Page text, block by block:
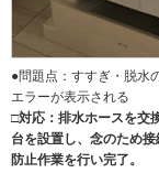
●問題点：すすぎ・脱水
エラーが表示される
□対応：排水ホースを交
台を設置し、念のため
防止作業を行い完了。